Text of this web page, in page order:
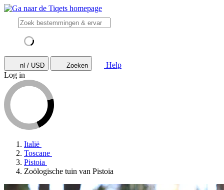
nl / USD Zoeken
Help
Log in
Italië
Toscane
Pistoia
Zoölogische tuin van Pistoia